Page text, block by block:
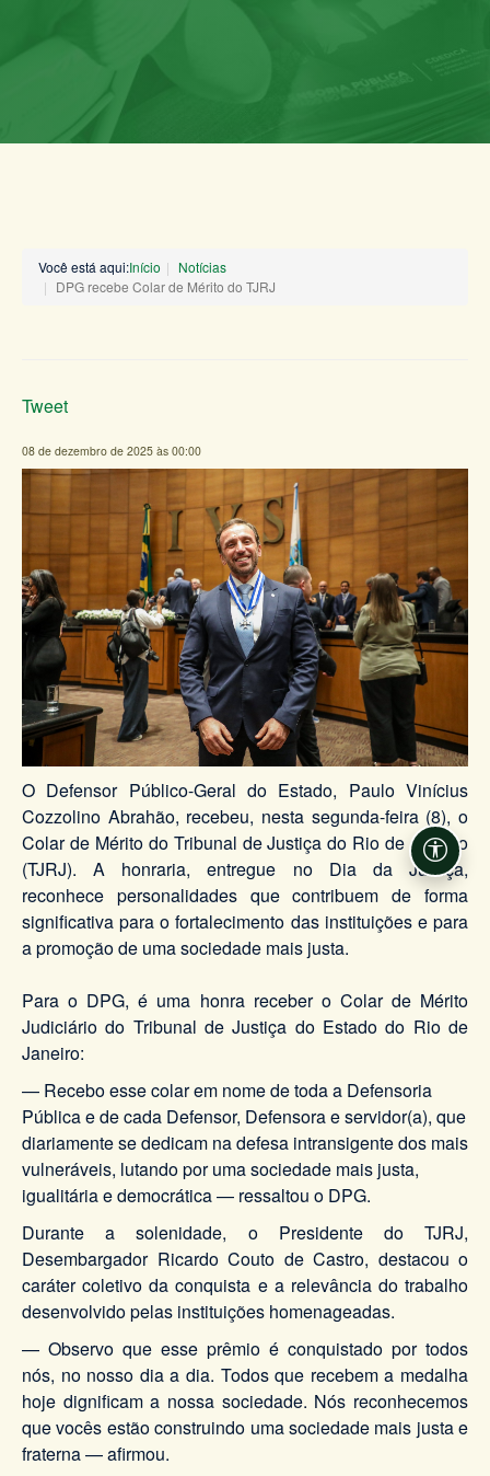
Você está aqui:Início
Notícias
DPG recebe Colar de Mérito do TJRJ
Tweet
08 de dezembro de 2025 às 00:00
O Defensor Público-Geral do Estado, Paulo Vinícius
Cozzolino Abrahão, recebeu, nesta segunda-feira (8), o
Colar de Mérito do Tribunal de Justiça do Rio de Janeiro
(TJRJ). A honraria, entregue no Dia da Justiça,
reconhece personalidades que contribuem de forma
significativa para o fortalecimento das instituições e para
a promoção de uma sociedade mais justa.
Para o DPG, é uma honra receber o Colar de Mérito
Judiciário do Tribunal de Justiça do Estado do Rio de
Janeiro:
— Recebo esse colar em nome de toda a Defensoria
Pública e de cada Defensor, Defensora e servidor(a), que
diariamente se dedicam na defesa intransigente dos mais
vulneráveis, lutando por uma sociedade mais justa,
igualitária e democrática — ressaltou o DPG.
Durante a solenidade, o Presidente do TJRJ,
Desembargador Ricardo Couto de Castro, destacou o
caráter coletivo da conquista e a relevância do trabalho
desenvolvido pelas instituições homenageadas.
— Observo que esse prêmio é conquistado por todos
nós, no nosso dia a dia. Todos que recebem a medalha
hoje dignificam a nossa sociedade. Nós reconhecemos
que vocês estão construindo uma sociedade mais justa e
fraterna — afirmou.